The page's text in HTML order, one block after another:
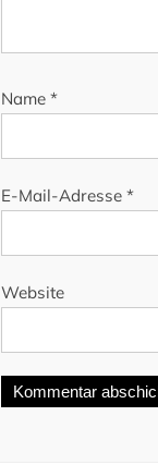
Name *
E-Mail-Adresse *
Website